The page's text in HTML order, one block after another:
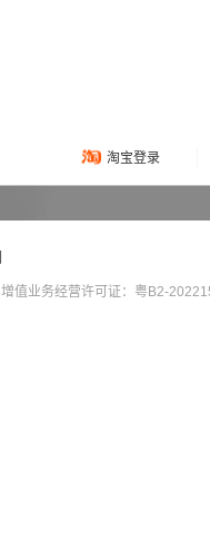
淘宝登录
增值业务经营许可证：粤B2-